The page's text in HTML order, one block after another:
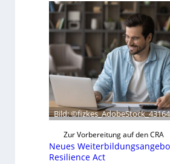
x
i
e
f
e
r
t
a
k
t
u
Bild:
Zur Vorbereitung auf den CRA
Neues
Resilience Act